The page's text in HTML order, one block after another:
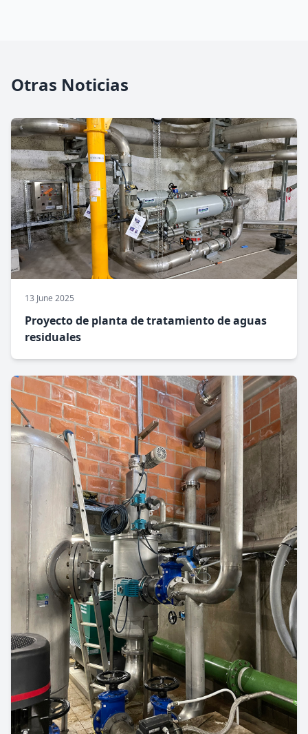
Otras Noticias
13 June 2025
Proyecto de planta de tratamiento de aguas
residuales